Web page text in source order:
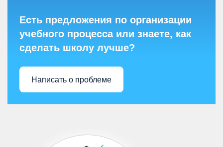
Есть предложения по организации
учебного процесса или знаете, как
сделать школу лучше?
Написать о проблеме